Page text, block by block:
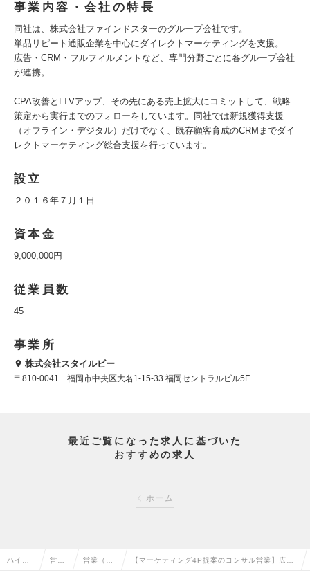
事業内容・会社の特長
同社は、株式会社ファインドスターのグループ会社です。
単品リピート通販企業を中心にダイレクトマーケティングを支援。
広告・CRM・フルフィルメントなど、専門分野ごとに各グループ会社
が連携。
CPA改善とLTVアップ、その先にある売上拡大にコミットして、戦略
策定から実行までのフォローをしています。同社では新規獲得支援
（オフライン・デジタル）だけでなく、既存顧客育成のCRMまでダイ
レクトマーケティング総合支援を行っています。
設立
２０１６年７月１日
資本金
9,000,000円
従業員数
45
事業所
株式会社スタイルビー
〒810-0041 福岡市中央区大名1-15-33 福岡セントラルビル5F
最近ご覧になった求人に基づいた
おすすめの求人
ホーム
ハイク 営業 営業（法 【マーケティング4P提案のコンサル営業】広